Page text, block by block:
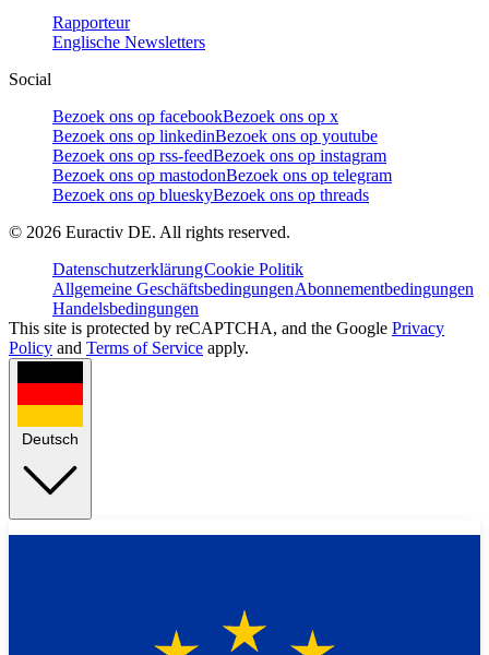
Rapporteur
Englische Newsletters
Social
Bezoek ons op facebookBezoek ons op x
Bezoek ons op linkedinBezoek ons op youtube
Bezoek ons op rss-feedBezoek ons op instagram
Bezoek ons op mastodonBezoek ons op telegram
Bezoek ons op blueskyBezoek ons op threads
© 2026 Euractiv DE. All rights reserved.
DatenschutzerklärungCookie Politik
Allgemeine GeschäftsbedingungenAbonnementbedingungen
Handelsbedingungen
This site is protected by reCAPTCHA, and the Google Privacy
Policy and Terms of Service apply.
Deutsch